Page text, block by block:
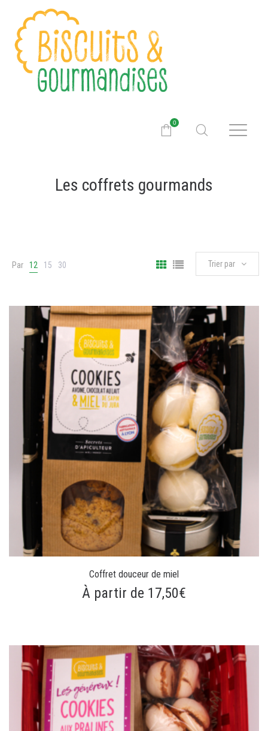
0
Les coffrets gourmands
Par 12 15 30 Trier par
Coffret douceur de miel
À partir de 17,50€